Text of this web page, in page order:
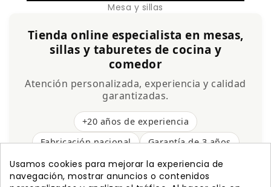
Mesa y sillas
Tienda online especialista en mesas,
sillas y taburetes de cocina y
comedor
Atención personalizada, experiencia y calidad
garantizadas.
+20 años de experiencia
Fabricación nacional
Garantía de 3 años
Envío gratis
Usamos cookies para mejorar la experiencia de
navegación, mostrar anuncios o contenidos